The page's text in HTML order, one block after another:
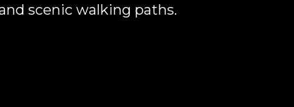
scenic walking paths.